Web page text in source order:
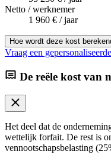
Netto / werknemer
1 960 € / jaar
Hoe wordt deze kost
Vraag een
De reële kost van
Het deel dat de
wettelijk forfait. De rest is
vennootschapsbelasting